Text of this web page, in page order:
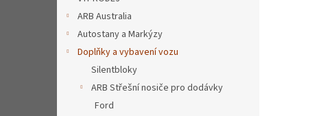
ARB Australia
Autostany a Markýzy
Doplňky a vybavení vozu
Silentbloky
ARB Střešní nosiče pro dodávky
Ford